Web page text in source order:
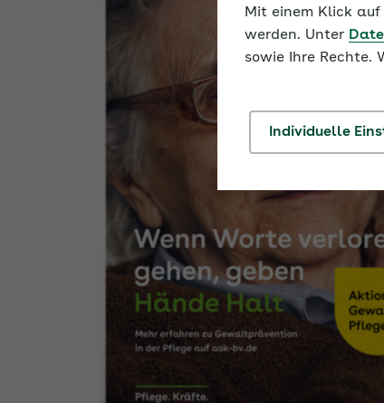
Mit einem Klick
werden. Unter
sowie Ihre Rechte.
Individuelle